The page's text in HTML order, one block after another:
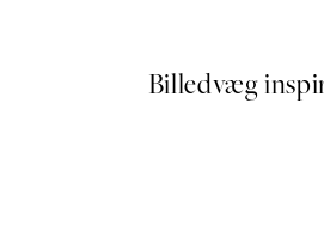
Billedvæg